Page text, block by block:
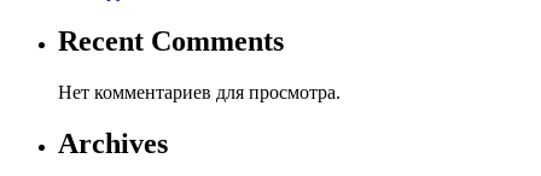
Recent Comments
Нет комментариев для просмотра.
Archives